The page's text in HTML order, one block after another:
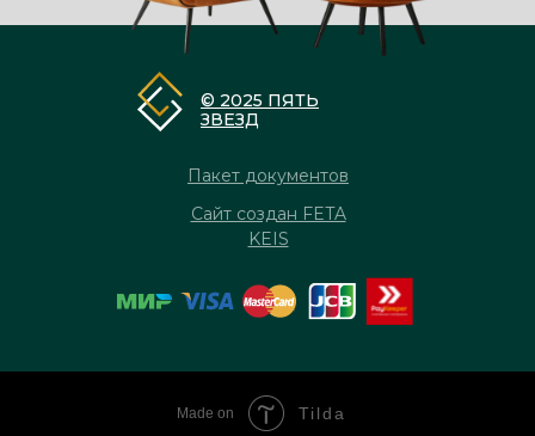
Сайт создан FETA
KEIS
© 2025 ПЯТЬ
ЗВЕЗД
Пакет документов
Made on Tilda